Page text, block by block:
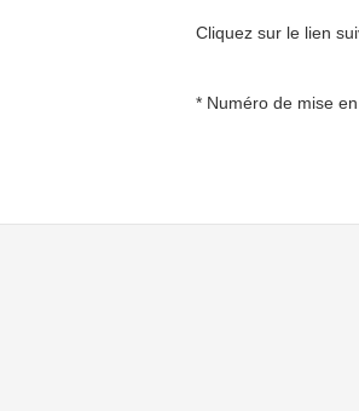
Cliquez sur le lien
* Numéro de mise